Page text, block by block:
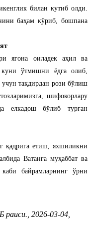
билан кутиб олди.
баҳам кўриб, бошпана
ягона оиладек аҳил ва
куни ўтмишни ёдга олиб,
тақдирдан рози бўлиш
шифокорлару
елкадош бўлиб турган
қадрига етиш, яхшиликни
Ватанга муҳаббат ва
байрамларнинг ўрни
2026-03-04,